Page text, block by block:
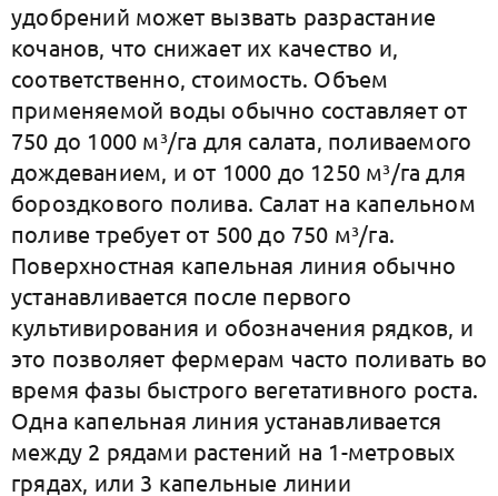
удобрений может вызвать разрастание
кочанов, что снижает их качество и,
соответственно, стоимость. Объем
применяемой воды обычно составляет от
750 до 1000 м³/га для салата, поливаемого
дождеванием, и от 1000 до 1250 м³/га для
бороздкового полива. Салат на капельном
поливе требует от 500 до 750 м³/га.
Поверхностная капельная линия обычно
устанавливается после первого
культивирования и обозначения рядков, и
это позволяет фермерам часто поливать во
время фазы быстрого вегетативного роста.
Одна капельная линия устанавливается
между 2 рядами растений на 1-метровых
грядах, или 3 капельные линии